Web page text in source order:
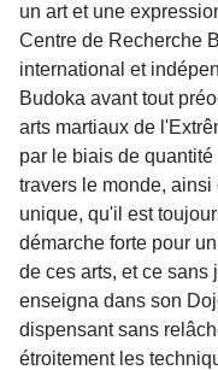
un art et une
Centre de Recherche
international et
Budoka avant tout
arts martiaux de
par le biais de
travers le monde,
unique, qu'il est
démarche forte pour
de ces arts, et ce sans
enseigna dans son
dispensant sans
étroitement les